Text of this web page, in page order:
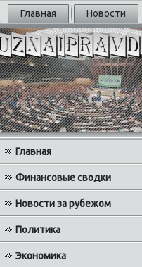
Главная Новости
Главная
Финансовые сводки
Новости за рубежом
Политика
Экономика